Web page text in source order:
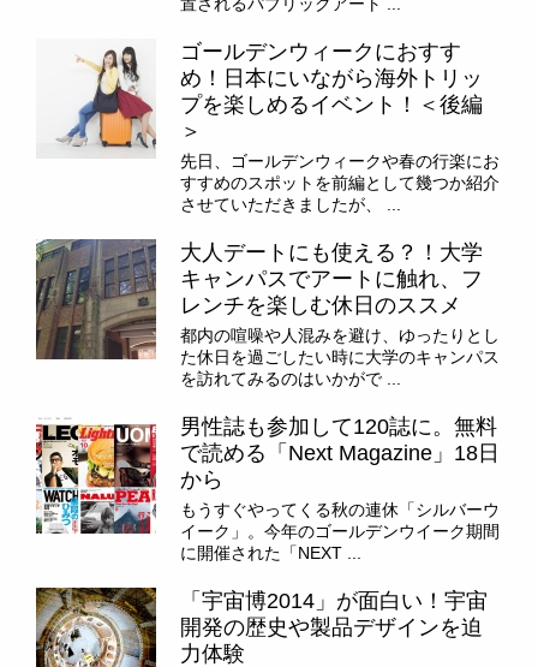
ゴールデンウィークにおすす
め！日本にいながら海外トリッ
プを楽しめるイベント！＜後編
＞
先日、ゴールデンウィークや春の行楽にお
すすめのスポットを前編として幾つか紹介
させていただきましたが、 ...
大人デートにも使える？！大学
キャンパスでアートに触れ、フ
レンチを楽しむ休日のススメ
都内の喧噪や人混みを避け、ゆったりとし
た休日を過ごしたい時に大学のキャンパス
を訪れてみるのはいかがで ...
男性誌も参加して120誌に。無料
で読める「Next Magazine」18日
から
もうすぐやってくる秋の連休「シルバーウ
イーク」。今年のゴールデンウイーク期間
に開催された「NEXT ...
「宇宙博2014」が面白い！宇宙
開発の歴史や製品デザインを迫
力体験